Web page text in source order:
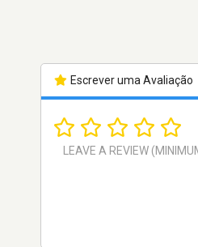
Escrever uma Avaliação